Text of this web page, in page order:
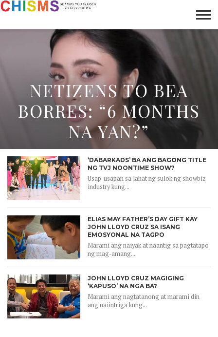
LIFESTYLE
GALLERY
ARTICLES
ABOUT
NETIZENS TO BEA
BORRES: “6 MONTHS
NA YAN?”
‘DABARKADS’ BA ANG BAGONG TITLE
NG TVJ NOONTIME SHOW?
Usap-usapan sa lahat ng sulok ng showbiz
industry kung...
ELIAS MAY FATHER’S DAY GIFT KAY
JOHN LLOYD CRUZ SA ISANG
EMOSYONAL NA TAGPO
Marami ang naiyak at naantig sa pagtatapo
ng mag-amang...
JOHN LLOYD CRUZ MAGIGING
‘KAPUSO’ NA NGA BA?
Marami ang nagtatanong at marami din
ang naiintriga kung...